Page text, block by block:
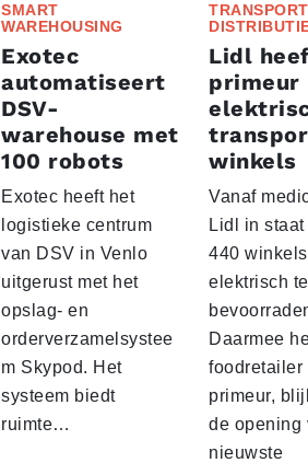
SMART
WAREHOUSING
Exotec
automatiseert
DSV-
warehouse met
100 robots
Exotec heeft het
logistieke centrum
van DSV in Venlo
uitgerust met het
opslag- en
orderverzamelsystee
m Skypod. Het
systeem biedt
ruimte…
Lidl
primeur
winkels
Vanaf
Lidl in
440 winkels
elektrisch te
Daarmee
foodretailer
primeur,
de opening
nieuwste